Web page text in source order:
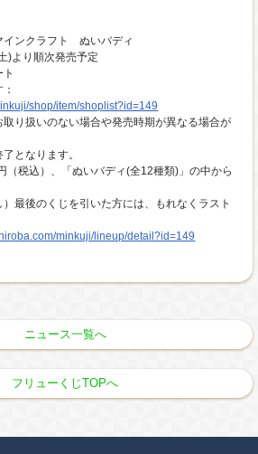
ンクラフト ぬいバディ
)より順次発売予定
shop/item/shoplist?id=149
のない場合や発売時期が異なる場合が
なります。
（税込）、「ぬいバディ(全12種類)」の中から
くじを引いた方には、もれなくラスト
minkuji/lineup/detail?id=149
ニュース一覧へ
フリューくじTOPへ